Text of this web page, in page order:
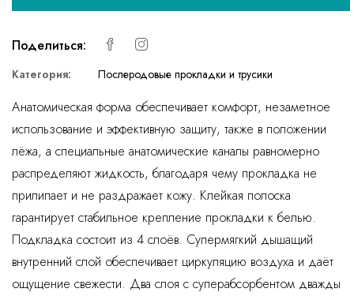
Поделиться:
Категория: Послеродовые прокладки и трусики
Анатомическая форма обеспечивает комфорт, незаметное
использование и эффективную защиту, также в положении
лёжа, а специальные анатомические каналы равномерно
распределяют жидкость, благодаря чему прокладка не
прилипает и не раздражает кожу. Клейкая полоска
гарантирует стабильное крепление прокладки к белью.
Подкладка состоит из 4 слоёв. Супермягкий дышащий
внутренний слой обеспечивает циркуляцию воздуха и даёт
ощущение свежести. Два слоя с суперабсорбентом дважды